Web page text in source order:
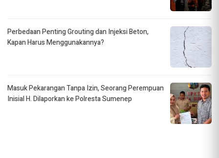
Perbedaan Penting Grouting dan Injeksi Beton,
Kapan Harus Menggunakannya?
Masuk Pekarangan Tanpa Izin, Seorang Perempuan
Inisial H. Dilaporkan ke Polresta Sumenep